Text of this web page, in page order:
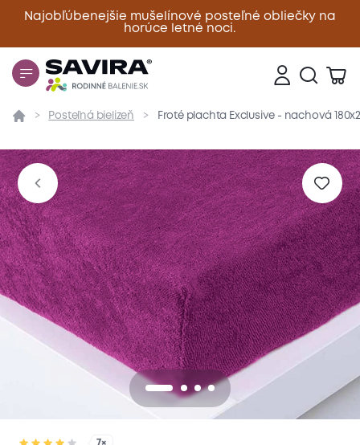
Najobľúbenejšie mušelínové posteľné obliečky na
horúce letné noci.
Zavrieť
Prehľad Parametre Popis produktu
Posteľná bielizeň Froté plachta Exclusive - nachová
7×